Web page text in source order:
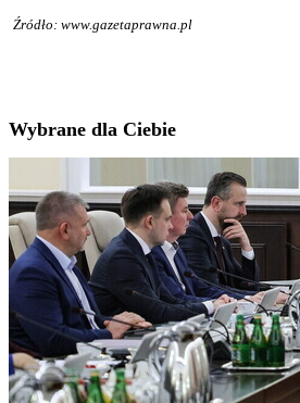
Źródło: www.gazetaprawna.pl
Wybrane dla Ciebie